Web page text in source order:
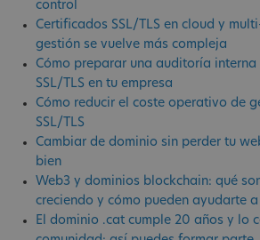
control
Certificados SSL/TLS en cloud y
gestión se vuelve más compleja
Cómo preparar una auditoría
SSL/TLS en tu empresa
Cómo reducir el coste operativo de
SSL/TLS
Cambiar de dominio sin perder tu
bien
Web3 y dominios blockchain: qué
creciendo y cómo pueden ayudarte
El dominio .cat cumple 20 años y lo